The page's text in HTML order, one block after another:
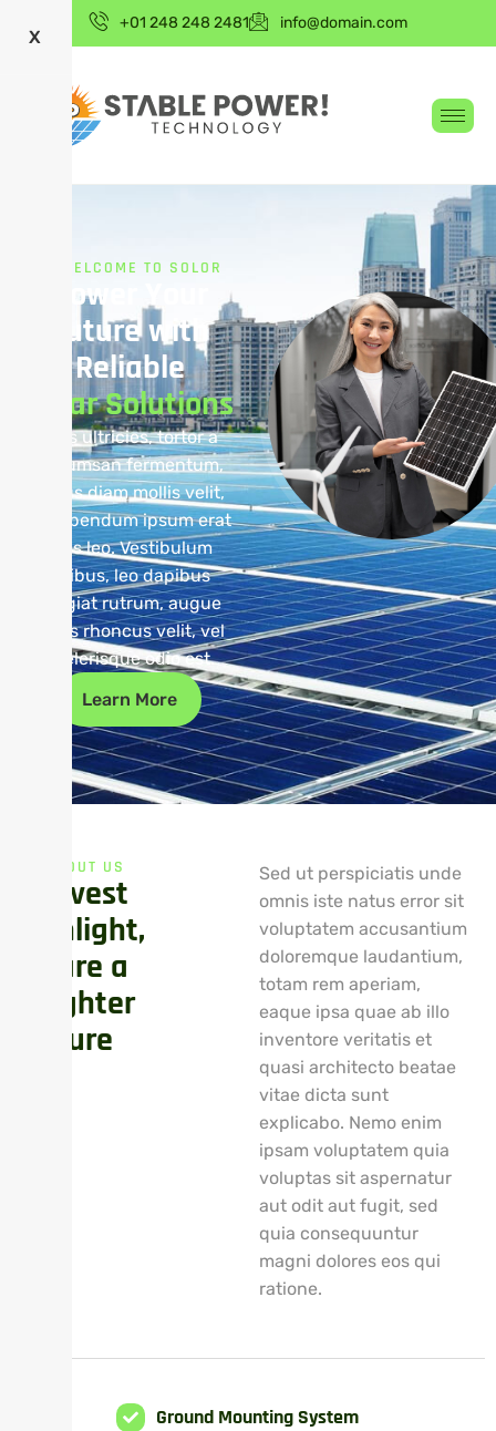
+01 248 248 2481 info@domain.com
X
WELCOME TO SOLOR
ow Y
uturewith
Reliable
arSolutions
Duis ultricies, tortor a
accumsan fermentum,
purus diam mollis velit,
eu bibendum ipsum erat
quis leo. Vestibulum
finibus, leo dapibus
feugiat rutrum, augue
lacus rhoncus velit, vel
scelerisque odio est.
Learn More
ABOUT US
vest
nlight,
are a
ghter
ure
Sed ut perspiciatis unde
omnis iste natus error sit
voluptatem accusantium
doloremque laudantium,
totam rem aperiam,
eaque ipsa quae ab illo
inventore veritatis et
quasi architecto beatae
vitae dicta sunt
explicabo. Nemo enim
ipsam voluptatem quia
voluptas sit aspernatur
aut odit aut fugit, sed
quia consequuntur
magni dolores eos qui
ratione.
Ground Mounting System